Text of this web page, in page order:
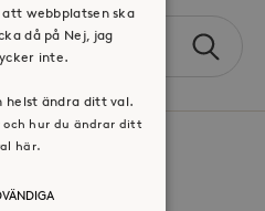
Sök
webbplatsen ska
då på Nej, jag
inte.
helst ändra ditt val.
och hur du ändrar ditt
här.